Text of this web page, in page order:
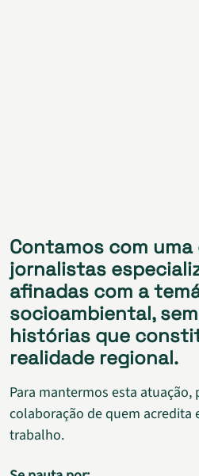
Contamos com
jornalistas
afinadas com a
socioambiental,
histórias que
realidade regional.
Para mantermos esta atuação,
colaboração de quem acredita
trabalho.